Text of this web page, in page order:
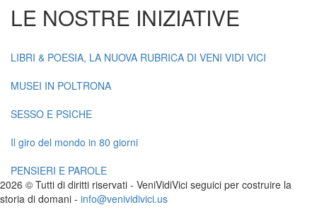
LE NOSTRE INIZIATIVE
LIBRI & POESIA, LA NUOVA RUBRICA DI VENI VIDI VICI
MUSEI IN POLTRONA
SESSO E PSICHE
Il giro del mondo in 80 giorni
PENSIERI E PAROLE
2026 © Tutti di diritti riservati - VeniVidiVici seguici per costruire la
storia di domani - info@venividivici.us